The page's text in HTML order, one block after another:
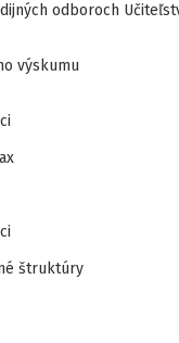
odboroch
výskumu
štruktúry